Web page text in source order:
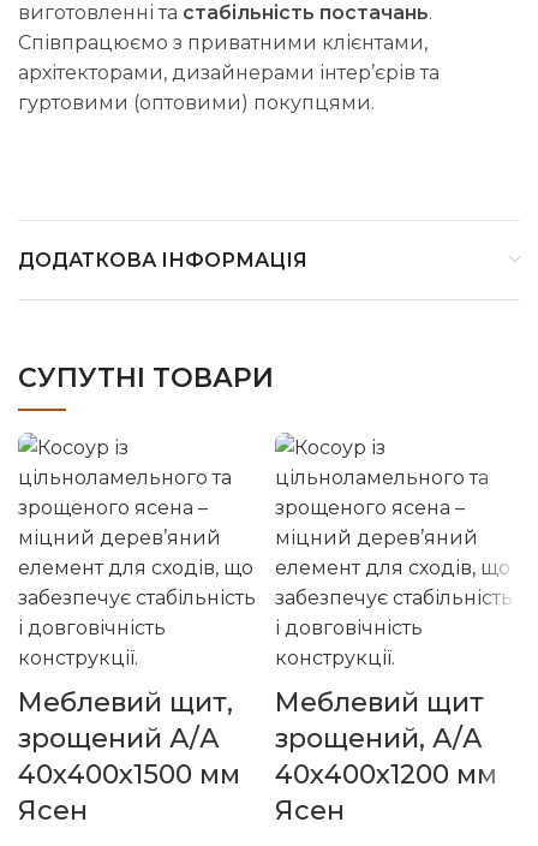
виготовленні та стабільність постачань.
Співпрацюємо з приватними клієнтами,
архітекторами, дизайнерами інтер’єрів та
гуртовими (оптовими) покупцями.
ДОДАТКОВА ІНФОРМАЦІЯ
СУПУТНІ ТОВАРИ
Меблевий щит,
зрощений А/А
40х400х1500 мм
Ясен
Меблевий щит
зрощений, А/А
40х400х1200 мм
Ясен